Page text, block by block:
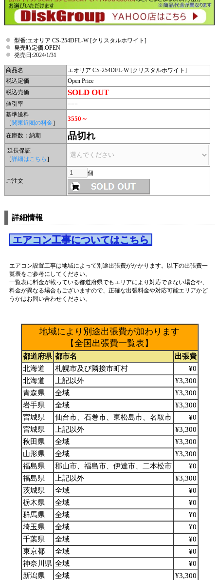
型番:エオリア CS-254DFL-W [クリスタルホワイト]
発売時定価:OPEN
発売日:2024/1/31
商品名
エオリア CS-254DFL-W [クリスタルホワイト]
税込定価
Open Price
税込売価
SOLD OUT
値引率
===
基準送料
［関東近圏の料金］
3550～
在庫数：納期 品切れ
延長保証
［詳細はこちら ］
ご注文
個
詳細情報
エアコン工事についてはこちら
エアコン設置工事は地域によって別途出張費がかかります。以下の出張費一
覧表をご参考にしてください。
一覧表に料金が載っている都道府県でもエリアにより対応できない場合や、
料金が異なる場合もございますので、正確な出張料金や対応可能エリアかど
うかはお問い合わせください。
地域により別途出張費が加わります
【全国出張費一覧表】
都道府県 都市名
出張費
北海道
札幌市及び隣接市町村
¥0
北海道
上記以外
¥3,300
青森県
全域
¥3,300
岩手県
全域
¥3,300
宮城県
仙台市、石巻市、東松島市、名取市
¥0
宮城県
上記以外
¥3,300
秋田県
全域
¥3,300
山形県
全域
¥3,300
福島県
郡山市、福島市、伊達市、二本松市
¥0
福島県
上記以外
¥3,300
茨城県
全域
¥0
栃木県
全域
¥0
群馬県
全域
¥0
埼玉県
全域
¥0
千葉県
全域
¥0
東京都
全域
¥0
神奈川県 全域
¥0
新潟県
全域
¥3,300